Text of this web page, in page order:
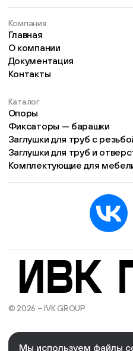
Компания
Главная
О компании
Документация
Контакты
Каталог
Опоры
Фиксаторы — барашки
Заглушки для труб с
Заглушки для труб и
Комплектующие для
© 2026 – IVK GROUP
Мы используем файлы
Есть учётная запись?